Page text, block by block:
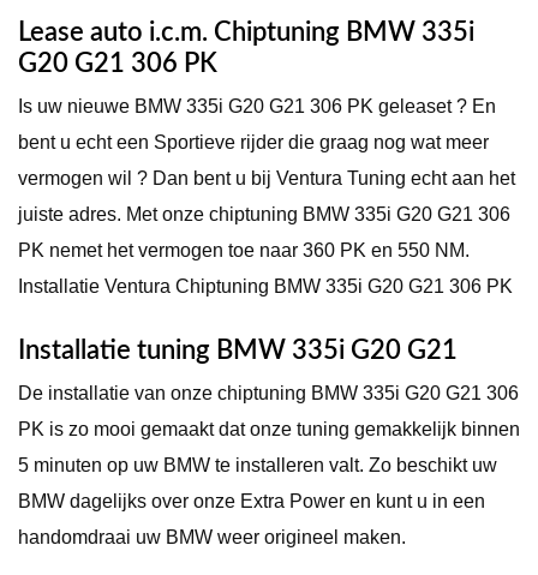
Lease auto i.c.m. Chiptuning BMW 335i
G20 G21 306 PK
Is uw nieuwe BMW 335i G20 G21 306 PK geleaset ? En
bent u echt een Sportieve rijder die graag nog wat meer
vermogen wil ? Dan bent u bij Ventura Tuning echt aan het
juiste adres. Met onze chiptuning BMW 335i G20 G21 306
PK nemet het vermogen toe naar 360 PK en 550 NM.
Installatie Ventura Chiptuning BMW 335i G20 G21 306 PK
Installatie tuning BMW 335i G20 G21
De installatie van onze chiptuning BMW 335i G20 G21 306
PK is zo mooi gemaakt dat onze tuning gemakkelijk binnen
5 minuten op uw BMW te installeren valt. Zo beschikt uw
BMW dagelijks over onze Extra Power en kunt u in een
handomdraai uw BMW weer origineel maken.